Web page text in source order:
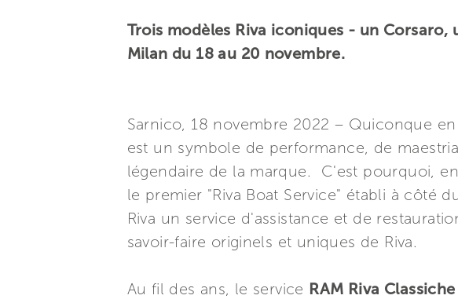
Trois modèles Riva iconiques - un
Milan du 18 au 20 novembre.
Sarnico, 18 novembre 2022 – Quiconque
est un symbole de performance, de
légendaire de la marque. C'est pourquoi, en
le premier "Riva Boat Service" établi à côté
Riva un service d'assistance et de
savoir-faire originels et uniques de Riva.
Au fil des ans, le service RAM Riva Classiche